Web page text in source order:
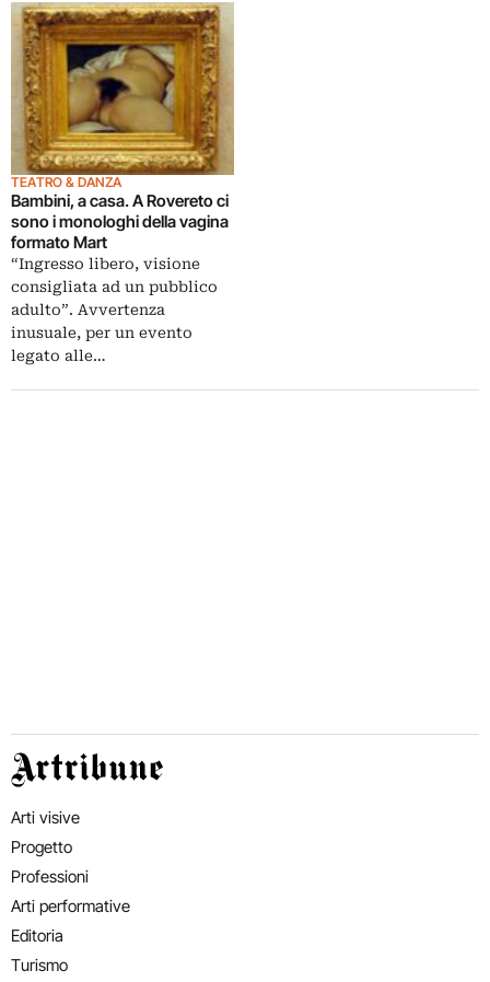
TEATRO & DANZA
Bambini, a casa. A Rovereto ci
sono i monologhi della vagina
formato Mart
“Ingresso libero, visione
consigliata ad un pubblico
adulto”. Avvertenza
inusuale, per un evento
legato alle…
Artribune
Arti visive
Progetto
Professioni
Arti performative
Editoria
Turismo